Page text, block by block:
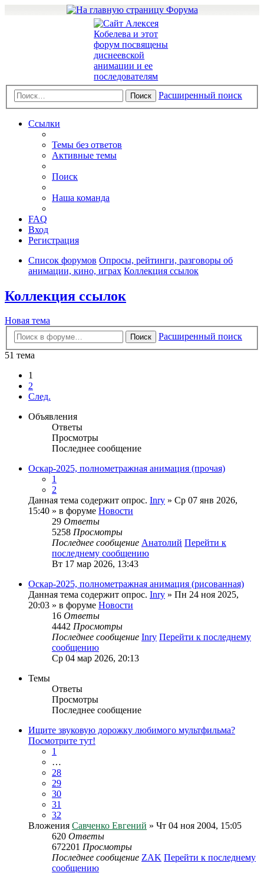
Поиск Расширенный поиск
Ссылки
Темы без ответов
Активные темы
Поиск
Наша команда
FAQ
Вход
Регистрация
Список форумов Опросы, рейтинги, разговоры об
анимации, кино, играх Коллекция ссылок
Коллекция ссылок
Новая тема
Поиск
Расширенный поиск
51 тема
1
2
След.
Объявления
Ответы
Просмотры
Последнее сообщение
Оскар-2025, полнометражная анимация (прочая)
1
2
Данная тема содержит опрос. Inry » Ср 07 янв 2026,
15:40 » в форуме Новости
29 Ответы
5258 Просмотры
Последнее сообщение Анатолий Перейти к
последнему сообщению
Вт 17 мар 2026, 13:43
Оскар-2025, полнометражная анимация (рисованная)
Данная тема содержит опрос. Inry » Пн 24 ноя 2025,
20:03 » в форуме Новости
16 Ответы
4442 Просмотры
Последнее сообщение Inry Перейти к последнему
сообщению
Ср 04 мар 2026, 20:13
Темы
Ответы
Просмотры
Последнее сообщение
Ищите звуковую дорожку любимого мультфильма?
Посмотрите тут!
1
…
28
29
30
31
32
Вложения Савченко Евгений » Чт 04 ноя 2004, 15:05
620 Ответы
672201 Просмотры
Последнее сообщение ZAK Перейти к последнему
сообщению